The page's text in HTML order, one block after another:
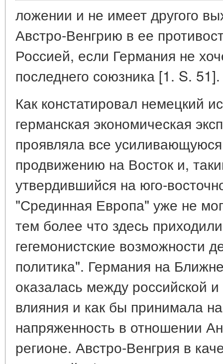
ложении и не имеет другого
Австро-Венгрию в ее
Россией, если Германия не
последнего союзника [1. S. 51].
Как констатировал немецкий
германская экономическая
проявляла все
продвижению на Восток и,
утвердившийся на юго-
"Срединная Европа" уже не
тем более что здесь
гегемонистские возможности
политика". Германия на
оказалась между российской
влияния и как бы принимала
напряженность в отношении
регионе. Австро-Венгрия в